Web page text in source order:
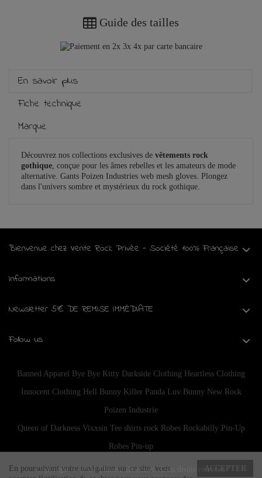
Guide des tailles
En savoir plus
Fiche technique
Marque
Découvrez nos collections exclusives de vêtements rock
gothique, conçue pour les âmes rebelles et les amateurs de mode
alternative. Gants Poizen Industries web mesh gloves. Plongez
dans l'univers sombre et mystérieux du rock gothique.
Bienvenue chez Vente Rock Privée - Société 100% Française
Informations
Newsletter 5€ DE REMISE IMMÉDIATE
Follow us
Banned Apparel Bye Bye Kitty Darkside Clothing Heartless Clothing
Innocent Clothing Hell Bunny Killer Panda Luv Bunny New Rock
Poizen Industrie
Queen of Darkness Vixxsin Tee shirts rock Robes Rockabilly Pin-Up
Robes Pin-up
Copyright © 2024Planete Discount . Tous droits réservés.ACCEPTER
En poursuivant votre navigation sur ce site, vous